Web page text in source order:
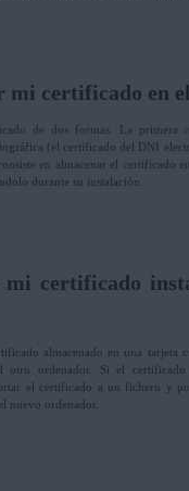
mi certificado en
de dos formas. La primera
(el certificado del DNI
en almacenar el certificado
durante su instalación.
mi certificado
almacenado en una tarjeta
otro ordenador. Si el certificado
el certificado a un fichero y
nuevo ordenador.